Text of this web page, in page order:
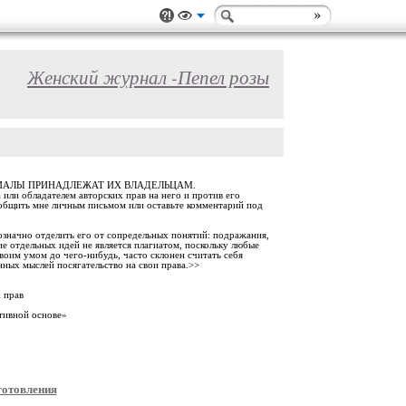
Женский журнал -Пепел розы
ПРИНАДЛЕЖАТ ИХ ВЛАДЕЛЬЦАМ.
обладателем авторских прав на него и против его
мне личным письмом или оставьте комментарий под
отделить его от сопредельных понятий: подражания,
отдельных идей не является плагиатом, поскольку любые
умом до чего-нибудь, часто склонен считать себя
мыслей посягательство на свои права.>>
прав
основе»